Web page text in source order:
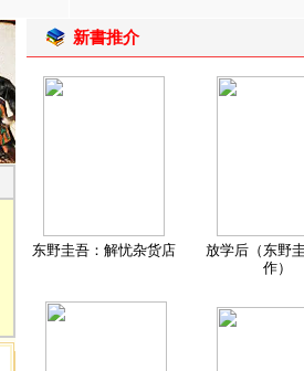
新書推介
东野圭吾：解忧杂货店
放学后（东野
作）